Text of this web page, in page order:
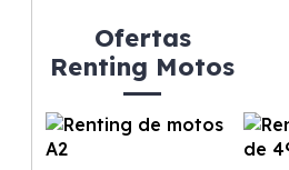
Ofertas
Renting Motos